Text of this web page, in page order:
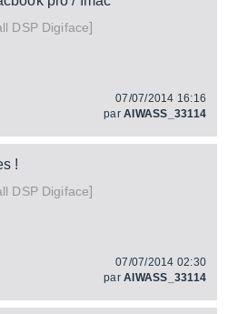
DSP Digiface]
07/07/2014 16:16
parAIWASS_33114
!
DSP Digiface]
07/07/2014 02:30
parAIWASS_33114